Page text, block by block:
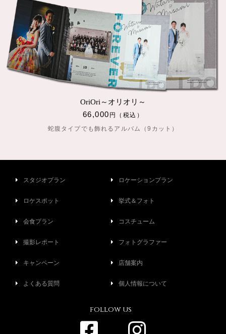
OriOri～オリオリ～
66,000円（税込）
蛇腹タイプでも飾れるアルバム（9カット）
スタジオプラン ロケーションプラン
ロケスポット 挙式＆フォト
会食プラン コスチューム
撮影レポート フォトグラファー
キャンペーン 店舗案内
よくある質問 個人情報について
follow us